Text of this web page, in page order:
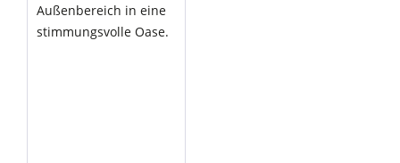
Außenbereich in eine
stimmungsvolle Oase.